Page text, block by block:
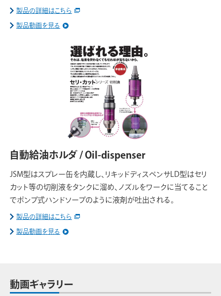
製品の詳細はこちら
製品動画を見る
自動給油ホルダ / Oil-dispenser
JSM型はスプレー缶を内蔵し、リキッドディスペンサLD型はセリ
カット等の切削液をタンクに溜め、ノズルをワークに当てること
でポンプ式ハンドソープのように液剤が吐出される。
製品の詳細はこちら
製品動画を見る
動画ギャラリー